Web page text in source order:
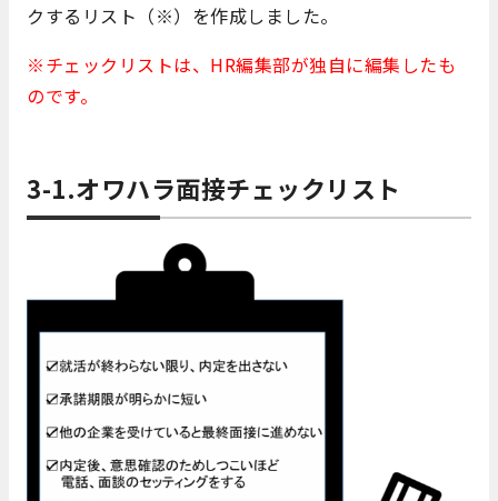
クするリスト（※）を作成しました。
※チェックリストは、HR編集部が独自に編集したも
のです。
3-1.オワハラ面接チェックリスト